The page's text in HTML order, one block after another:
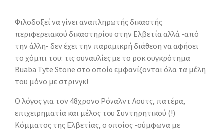
Φιλοδοξεί να γίνει αναπληρωτής δικαστής
περιφερειακού δικαστηρίου στην Ελβετία αλλά -από
την άλλη- δεν έχει την παραμικρή διάθεση να αφήσει
το χόμπι του: τις συναυλίες με το ροκ συγκρότημα
Buaba Tyte Stone στο οποίο εμφανίζονται όλα τα μέλη
του μόνο με στρινγκ!
Ο λόγος για τον 48χρονο Ρόναλντ Λουτς, πατέρα,
επιχειρηματία και μέλος του Συντηρητικού (!)
Κόμματος της Ελβετίας, ο οποίος -σύμφωνα με